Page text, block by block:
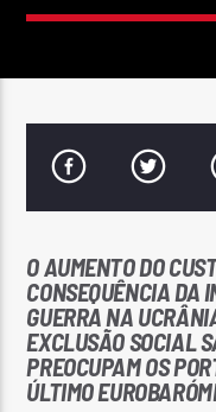
ELA QUER
Rádio No ar
O AUMENTO DO
CONSEQUÊNCIA DA
GUERRA NA
EXCLUSÃO SOCIAL
PREOCUPAM OS
ÚLTIMO